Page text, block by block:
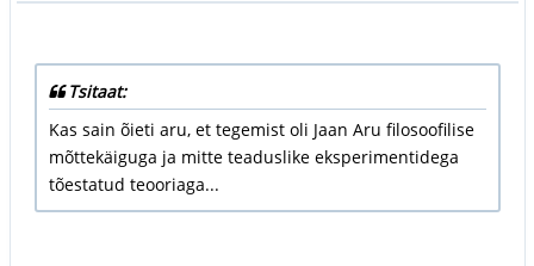
Tsitaat:
Kas sain õieti aru, et tegemist oli Jaan Aru filosoofilise
mõttekäiguga ja mitte teaduslike eksperimentidega
tõestatud teooriaga...